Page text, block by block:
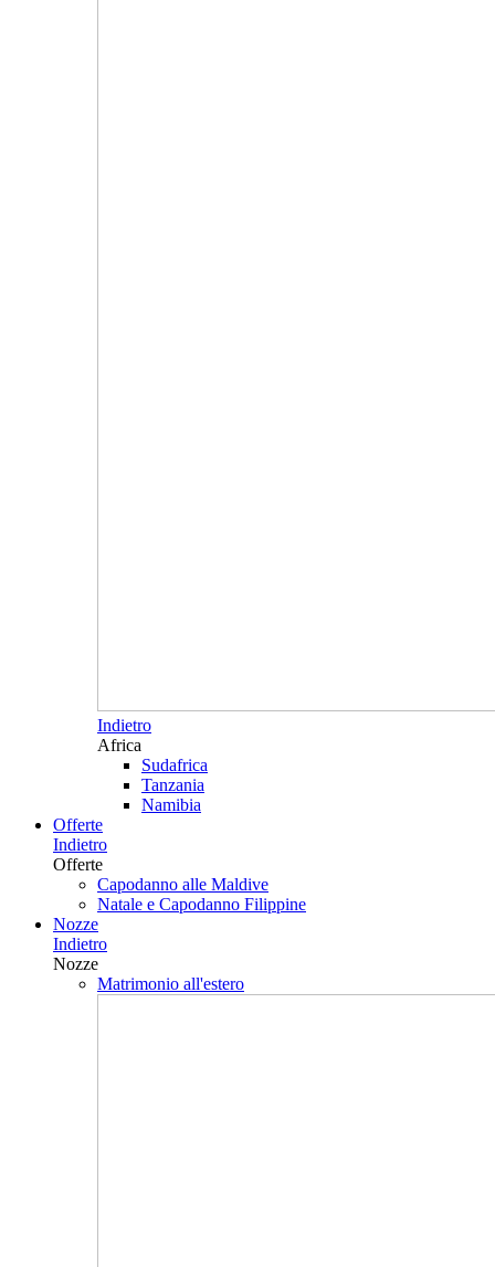
Indietro
Africa
Sudafrica
Tanzania
Namibia
Offerte
Indietro
Offerte
Capodanno alle Maldive
Natale e Capodanno Filippine
Nozze
Indietro
Nozze
Matrimonio all'estero